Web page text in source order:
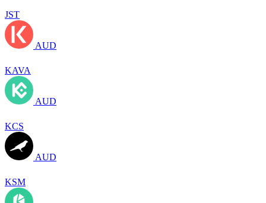
JST
AUD
KAVA
AUD
KCS
AUD
KSM